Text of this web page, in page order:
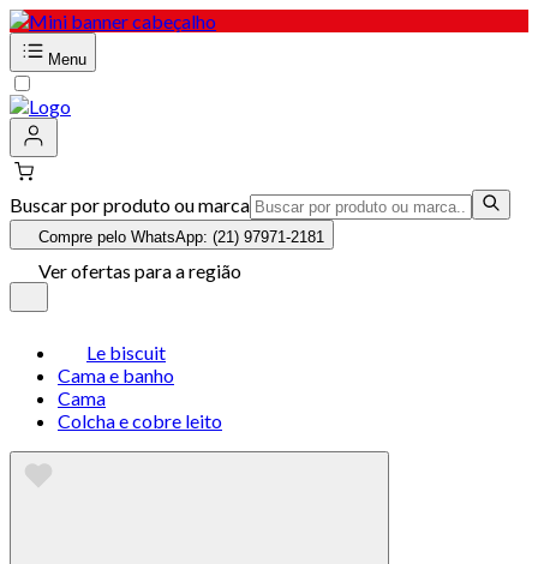
Menu
Buscar por produto ou marca
Compre pelo WhatsApp: (21) 97971-2181
Ver ofertas para a região
Le biscuit
Cama e banho
Cama
Colcha e cobre leito